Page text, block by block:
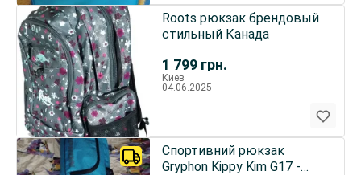
1 799 грн.
Roots рюкзак брендовый
стильный Канада
Киев
04.06.2025
Спортивний рюкзак
Gryphon Kippy Kim G17 -